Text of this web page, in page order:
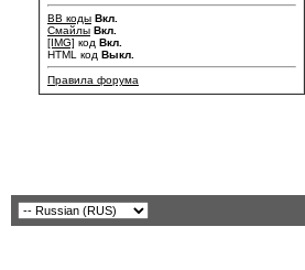
BB коды Вкл.
Смайлы Вкл.
[IMG] код Вкл.
HTML код Выкл.
Правила форума